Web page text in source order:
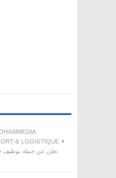
& LOGISTIQUE